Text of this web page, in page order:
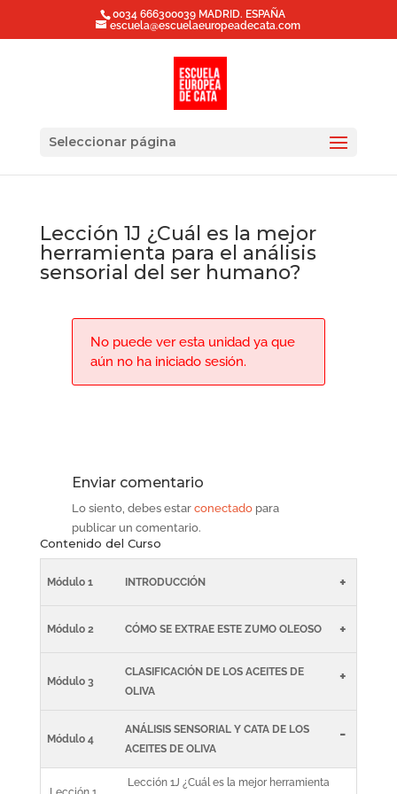
0034 666300039 MADRID. ESPAÑA
escuela@escuelaeuropeadecata.com
Seleccionar página
Lección 1J ¿Cuál es la mejor
herramienta para el análisis
sensorial del ser humano?
No puede ver esta unidad ya que
aún no ha iniciado sesión.
Enviar comentario
Lo siento, debes estar conectadopara
publicar un comentario.
Contenido del Curso
Módulo 1 INTRODUCCIÓN +
Módulo 2 CÓMO SE EXTRAE ESTE ZUMO OLEOSO +
Módulo 3
CLASIFICACIÓN DE LOS ACEITES DE
OLIVA
+
Módulo 4
ANÁLISIS SENSORIAL Y CATA DE LOS
ACEITES DE OLIVA
-
Lección 1J ¿Cuál es la mejor herramienta